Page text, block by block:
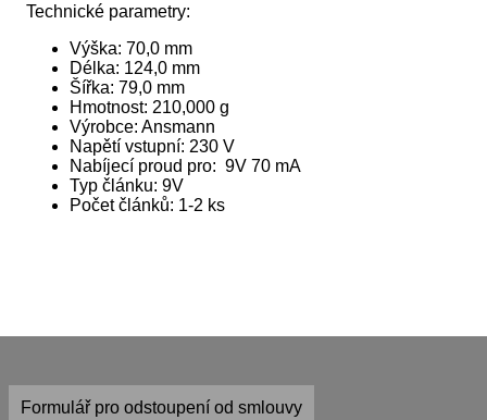
Technické parametry:
Výška: 70,0 mm
Délka: 124,0 mm
Šířka: 79,0 mm
Hmotnost: 210,000 g
Výrobce: Ansmann
Napětí vstupní: 230 V
Nabíjecí proud pro: 9V 70 mA
Typ článku: 9V
Počet článků: 1-2 ks
Formulář pro odstoupení od smlouvy